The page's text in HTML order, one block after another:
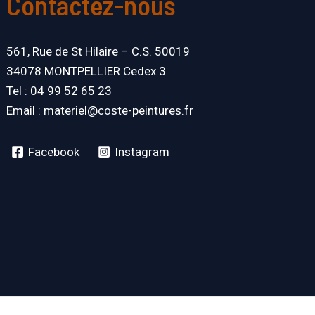
561, Rue de St Hilaire – C.S. 50019
34078 MONTPELLIER Cedex 3
Tel : 04 99 52 65 23
Email : materiel@coste-peintures.fr
Facebook Instagram